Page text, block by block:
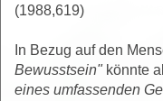
(1988,619)
In Bezug auf den
Bewusstsein"könnte
eines umfassenden